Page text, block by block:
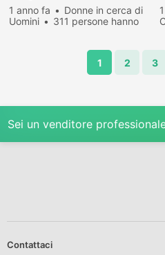
1 anno fa
Donne in cerca di
Uomini
311 persone hanno
1 2 3
Sei un venditore
Contattaci